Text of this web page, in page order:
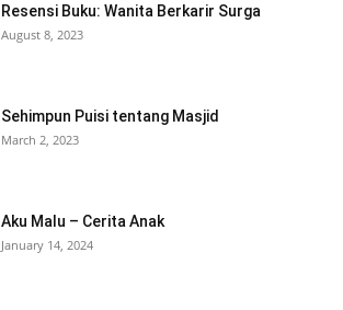
Resensi Buku: Wanita Berkarir Surga
August 8, 2023
Sehimpun Puisi tentang Masjid
March 2, 2023
Aku Malu – Cerita Anak
January 14, 2024